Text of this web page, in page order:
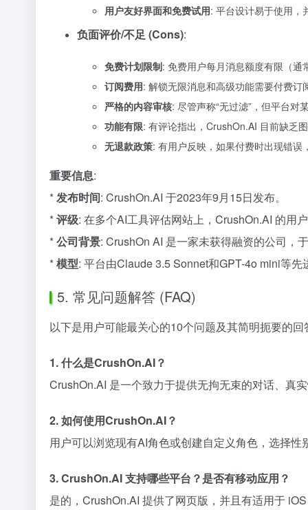
用户友好界面和免费试用: 平台设计易于使用，
负面评价/不足 (Cons):
免费计划限制: 免费用户每月消息额度有限（
订阅费用: 解锁无限消息和高级功能需要付费订
严格的内容审核: 尽管声称“无过滤”，但平台
功能有限: 有评论指出，CrushOn.AI 目前缺乏
无退款政策: 有用户反映，如果付费时出现错误
重要信息:
*发布时间: CrushOn.AI 于2023年9月15日发布。
*评级: 在多个AI工具评估网站上，CrushOn.AI 的用
*公司背景: CrushOn AI 是一家未获得融资的公司，
*模型: 平台由Claude 3.5 Sonnet和GPT-4o mini等
5. 常见问题解答 (FAQ)
以下是用户可能最关心的10个问题及其简明扼要的回
1. 什么是CrushOn.AI？
CrushOn.AI 是一个致力于提供无拘无束的对话、真
2. 如何使用CrushOn.AI？
用户可以浏览现有AI角色或创建自定义角色，选择
3. CrushOn.AI 支持哪些平台？是否有移动应用？
是的，CrushOn.AI 提供了网页版，并且有适用于